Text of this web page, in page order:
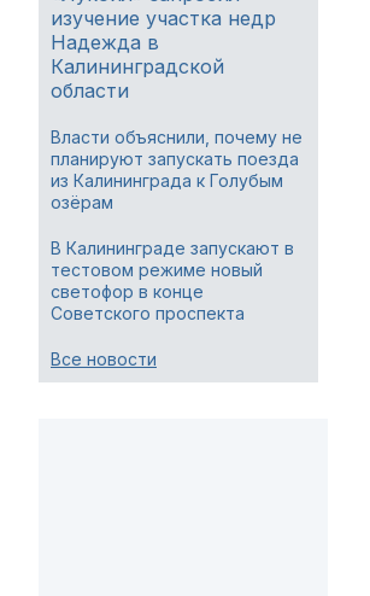
изучение участка недр
Надежда в
Калининградской
области
Власти объяснили, почему не
планируют запускать поезда
из Калининграда к Голубым
озёрам
В Калининграде запускают в
тестовом режиме новый
светофор в конце
Советского проспекта
Все новости